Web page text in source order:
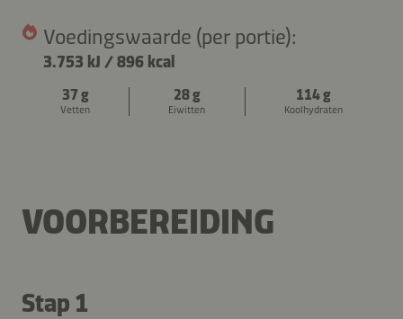
Voedingswaarde (per portie):
3.753 kJ /896 kcal
37 g
Vetten
28 g
Eiwitten
114 g
Koolhydraten
VOORBEREIDING
Stap 1